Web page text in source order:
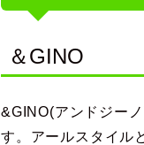
＆GINO
&GINO(アンドジー
す。アールスタイル